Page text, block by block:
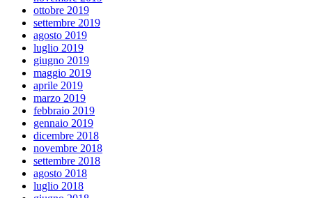
ottobre 2019
settembre 2019
agosto 2019
luglio 2019
giugno 2019
maggio 2019
aprile 2019
marzo 2019
febbraio 2019
gennaio 2019
dicembre 2018
novembre 2018
settembre 2018
agosto 2018
luglio 2018